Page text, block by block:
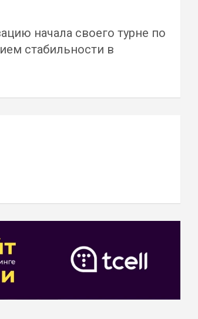
начала своего турне по
стабильности в